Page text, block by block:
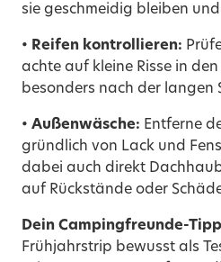
sie geschmeidig bleiben
• Reifen kontrollieren:
achte auf kleine Risse in
besonders nach der langen
• Außenwäsche: Entferne
gründlich von Lack und
dabei auch direkt
auf Rückstände oder
Dein Campingfreunde-
Frühjahrstrip bewusst als